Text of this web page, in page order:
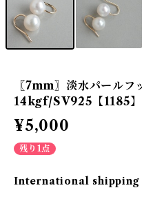
〖7mm〗淡水パールフ
14kgf/SV925【1185】
¥5,000
残り1点
International